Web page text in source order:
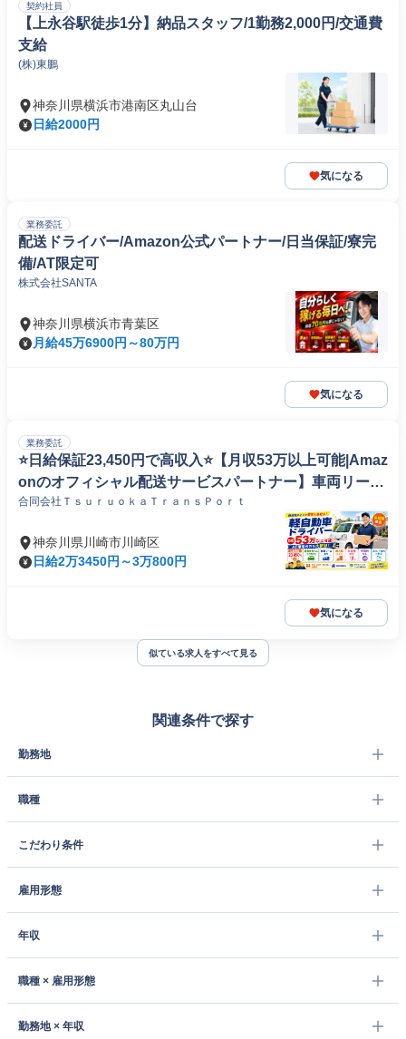
契約社員
【上永谷駅徒歩1分】納品スタッフ/1勤務2,000円/交通費
支給
(株)東鵬
神奈川県横浜市港南区丸山台
日給2000円
気になる
業務委託
配送ドライバー/Amazon公式パートナー/日当保証/寮完
備/AT限定可
株式会社SANTA
神奈川県横浜市青葉区
月給45万6900円～80万円
気になる
業務委託
⭐️日給保証23,450円で高収入⭐️【月収53万以上可能|Amaz
onのオフィシャル配送サービスパートナー】車両リース
初月無料|ロイヤリティなしでしっかり稼ぐ
合同会社ＴｓｕｒｕｏｋａＴｒａｎｓＰｏｒｔ
神奈川県川崎市川崎区
日給2万3450円～3万800円
気になる
似ている求人をすべて見る
関連条件で探す
勤務地
職種
こだわり条件
雇用形態
年収
職種 × 雇用形態
勤務地 × 年収